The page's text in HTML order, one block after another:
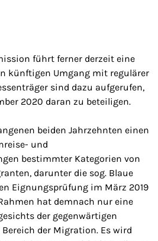
führt ferner derzeit eine
künftigen Umgang mit regulärer
sind dazu aufgerufen,
2020 daran zu beteiligen.
beiden Jahrzehnten einen
und
bestimmter Kategorien von
darunter die sog. Blaue
Eignungsprüfung im März 2019
hat demnach nur eine
der gegenwärtigen
der Migration. Es wird